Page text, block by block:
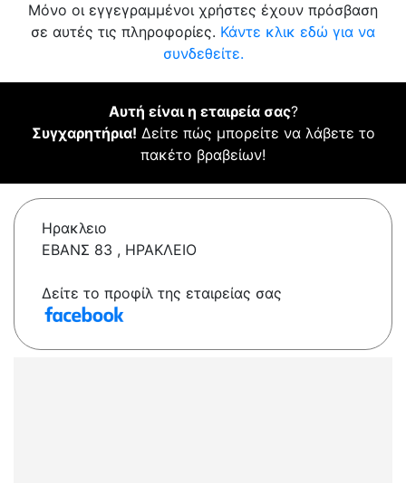
Μόνο οι εγγεγραμμένοι χρήστες έχουν πρόσβαση
σε αυτές τις πληροφορίες. Κάντε κλικ εδώ για να
συνδεθείτε.
Αυτή είναι η εταιρεία σας?
Συγχαρητήρια! Δείτε πώς μπορείτε να λάβετε το
πακέτο βραβείων!
Ηρακλειο
ΕΒΑΝΣ 83 , ΗΡΑΚΛΕΙΟ
Δείτε το προφίλ της εταιρείας σας